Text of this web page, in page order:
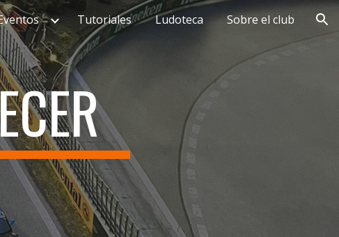
Tutoriales Ludoteca Sobre el club